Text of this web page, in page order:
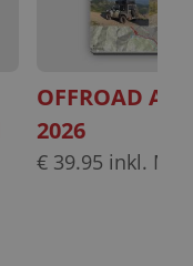
OFFROAD
2026
€ 39.95 inkl.